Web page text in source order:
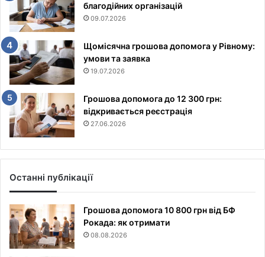
благодійних організацій
09.07.2026
Щомісячна грошова допомога у Рівному:
умови та заявка
19.07.2026
Грошова допомога до 12 300 грн:
відкривається реєстрація
27.06.2026
Останні публікації
Грошова допомога 10 800 грн від БФ
Рокада: як отримати
08.08.2026